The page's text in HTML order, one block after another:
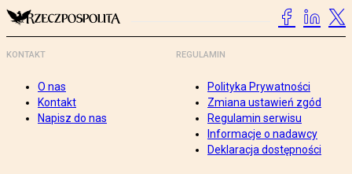
KONTAKT
O nas
Kontakt
Napisz do nas
REGULAMIN
Polityka Prywatności
Zmiana ustawień zgód
Regulamin serwisu
Informacje o nadawcy
Deklaracja dostępności